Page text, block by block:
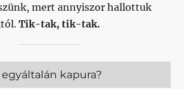
mert annyiszor hallottuk
Tik-tak, tik-tak.
kapura?